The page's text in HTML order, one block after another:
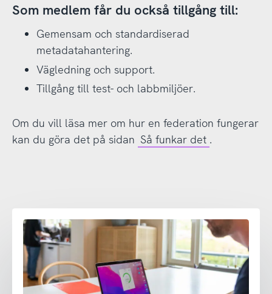
Som medlem får du också tillgång till:
Gemensam och standardiserad
metadatahantering.
Vägledning och support.
Tillgång till test- och labbmiljöer.
Om du vill läsa mer om hur en federation fungerar
kan du göra det på sidan Så funkar det .